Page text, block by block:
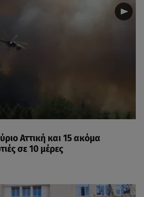
Αττική και 15 ακόμα
σε 10 μέρες